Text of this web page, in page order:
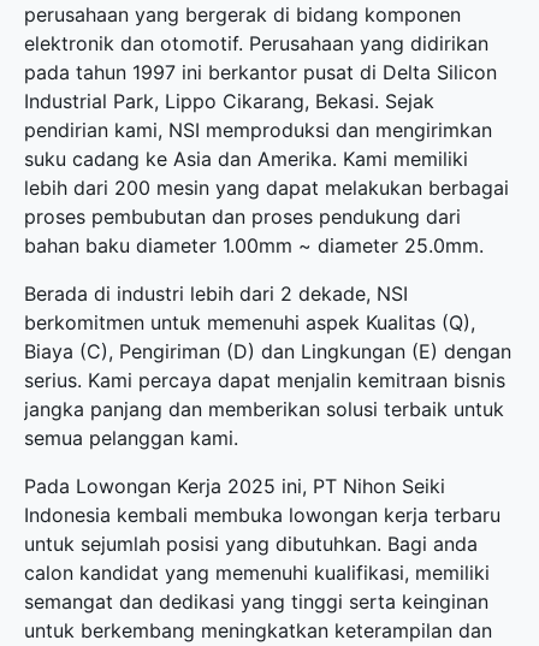
perusahaan yang bergerak di bidang komponen
elektronik dan otomotif. Perusahaan yang didirikan
pada tahun 1997 ini berkantor pusat di Delta Silicon
Industrial Park, Lippo Cikarang, Bekasi. Sejak
pendirian kami, NSI memproduksi dan mengirimkan
suku cadang ke Asia dan Amerika. Kami memiliki
lebih dari 200 mesin yang dapat melakukan berbagai
proses pembubutan dan proses pendukung dari
bahan baku diameter 1.00mm ~ diameter 25.0mm.
Berada di industri lebih dari 2 dekade, NSI
berkomitmen untuk memenuhi aspek Kualitas (Q),
Biaya (C), Pengiriman (D) dan Lingkungan (E) dengan
serius. Kami percaya dapat menjalin kemitraan bisnis
jangka panjang dan memberikan solusi terbaik untuk
semua pelanggan kami.
Pada Lowongan Kerja 2025 ini, PT Nihon Seiki
Indonesia kembali membuka lowongan kerja terbaru
untuk sejumlah posisi yang dibutuhkan. Bagi anda
calon kandidat yang memenuhi kualifikasi, memiliki
semangat dan dedikasi yang tinggi serta keinginan
untuk berkembang meningkatkan keterampilan dan